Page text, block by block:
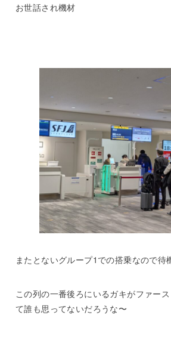
お世話され機材
またとないグループ1での搭乗なので待
この列の一番後ろにいるガキがファー
て誰も思ってないだろうな〜